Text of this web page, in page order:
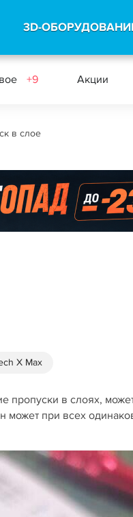
3D-
+9 Акции
в слое
X Max
в слоях,
может при всех